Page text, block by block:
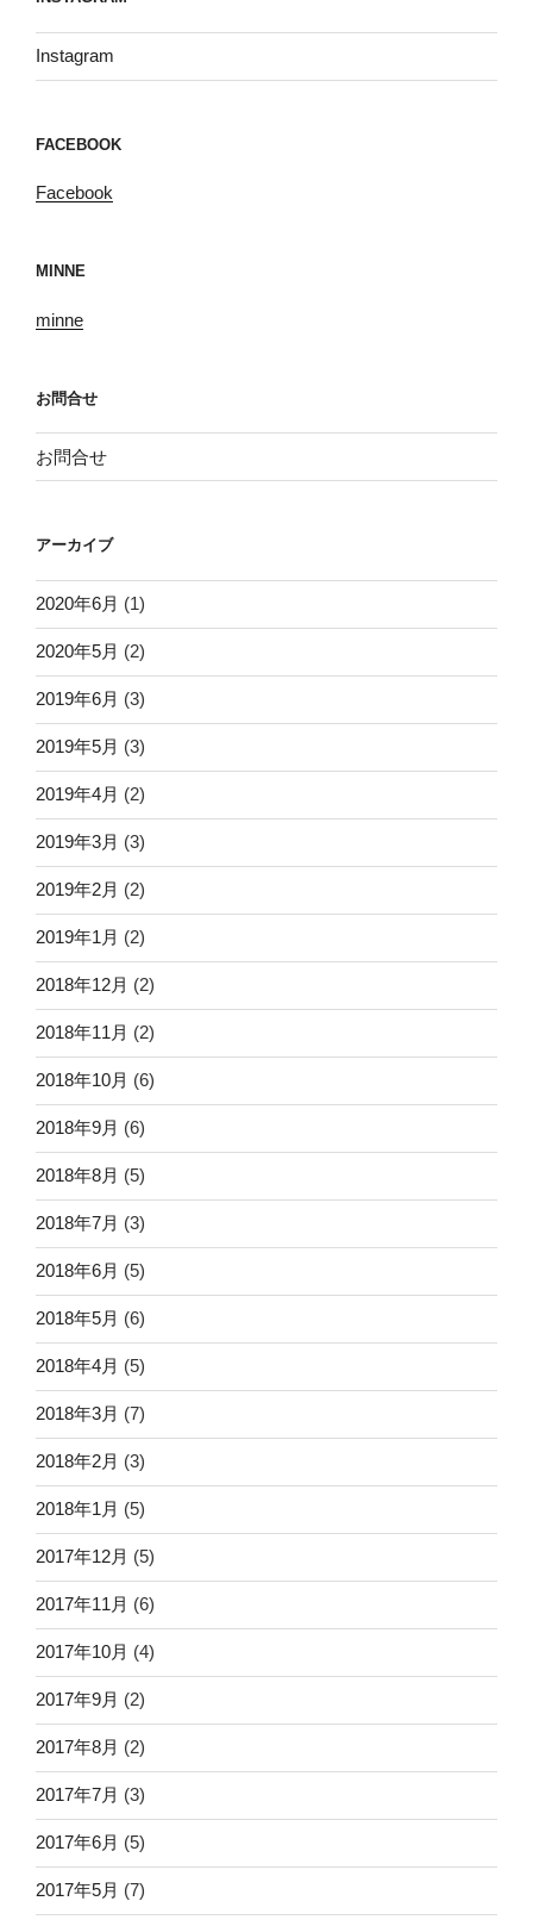
Instagram
FACEBOOK
Facebook
MINNE
minne
お問合せ
お問合せ
アーカイブ
2020年6月 (1)
2020年5月 (2)
2019年6月 (3)
2019年5月 (3)
2019年4月 (2)
2019年3月 (3)
2019年2月 (2)
2019年1月 (2)
2018年12月 (2)
2018年11月 (2)
2018年10月 (6)
2018年9月 (6)
2018年8月 (5)
2018年7月 (3)
2018年6月 (5)
2018年5月 (6)
2018年4月 (5)
2018年3月 (7)
2018年2月 (3)
2018年1月 (5)
2017年12月 (5)
2017年11月 (6)
2017年10月 (4)
2017年9月 (2)
2017年8月 (2)
2017年7月 (3)
2017年6月 (5)
2017年5月 (7)